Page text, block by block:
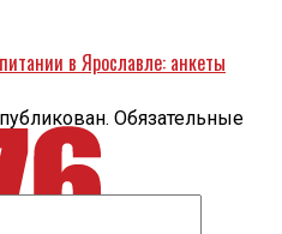
в Ярославле: анкеты
Обязательные